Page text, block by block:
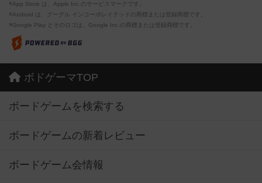
※App Store は、Apple Inc.のサービスマークです。
※Android は、グーグル インコーポレイテッドの商標または登録商標です。
※Google Play とそのロゴは、Google Inc.の商標または登録商標です。
ボドゲーマTOP
ボードゲームを検索する
ボードゲームの新着レビュー
ボードゲーム会情報